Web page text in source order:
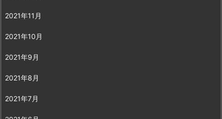
2021年11月
2021年10月
2021年9月
2021年8月
2021年7月